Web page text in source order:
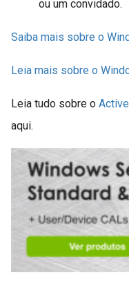
ou um convidado.
Saiba mais sobre o
Leia mais sobre o
Leia tudo sobre o
aqui.